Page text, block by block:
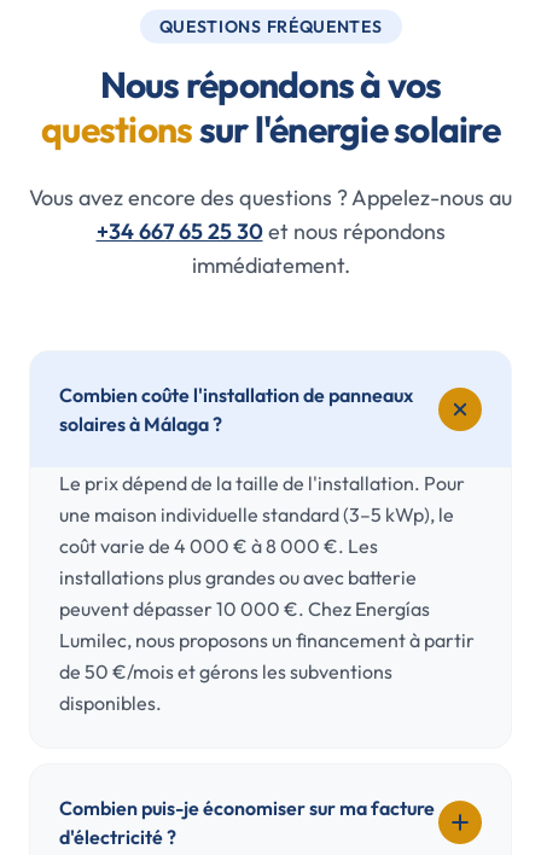
QUESTIONS FRÉQUENTES
Nous répondons à vos
questionssur l'énergie solaire
Vous avez encore des questions ? Appelez-nous au
+34 667 65 25 30et nous répondons
immédiatement.
Combien coûte l'installation de panneaux
solaires à Málaga ?
Le prix dépend de la taille de l'installation. Pour
une maison individuelle standard (3–5 kWp), le
coût varie de 4 000 € à 8 000 €. Les
installations plus grandes ou avec batterie
peuvent dépasser 10 000 €. Chez Energías
Lumilec, nous proposons un financement à partir
de 50 €/mois et gérons les subventions
disponibles.
Combien puis-je économiser sur ma facture
d'électricité ?